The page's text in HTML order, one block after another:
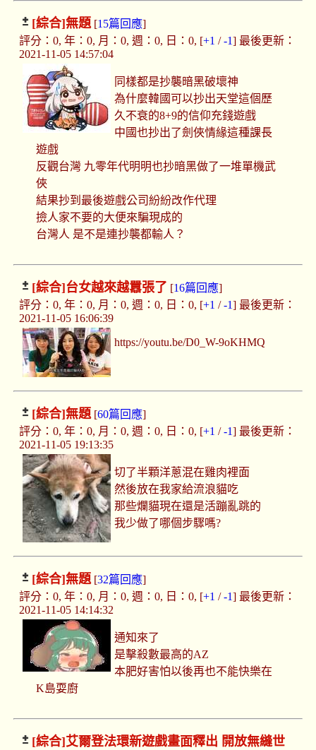
[綜合]無題[15篇回應]
評分：0, 年：0, 月：0, 週：0, 日：0, [+1 /-1] 最後更新：
2021-11-05 14:57:04
同樣都是抄襲暗黑破壞神
為什麼韓國可以抄出天堂這個歷
久不衰的8+9的信仰充錢遊戲
中國也抄出了劍俠情緣這種課長
遊戲
反觀台灣 九零年代明明也抄暗黑做了一堆單機武
俠
結果抄到最後遊戲公司紛紛改作代理
撿人家不要的大便來騙現成的
台灣人 是不是連抄襲都輸人？
[綜合]台女越來越囂張了 [16篇回應]
評分：0, 年：0, 月：0, 週：0, 日：0, [+1 /-1] 最後更新：
2021-11-05 16:06:39
https://youtu.be/D0_W-9oKHMQ
[綜合]無題[60篇回應]
評分：0, 年：0, 月：0, 週：0, 日：0, [+1 /-1] 最後更新：
2021-11-05 19:13:35
切了半顆洋蔥混在雞肉裡面
然後放在我家給流浪貓吃
那些爛貓現在還是活蹦亂跳的
我少做了哪個步驟嗎?
[綜合]無題[32篇回應]
評分：0, 年：0, 月：0, 週：0, 日：0, [+1 /-1] 最後更新：
2021-11-05 14:14:32
通知來了
是擊殺數最高的AZ
本肥好害怕以後再也不能快樂在
K島耍廚
[綜合]艾爾登法環新遊戲畫面釋出 開放無縫世